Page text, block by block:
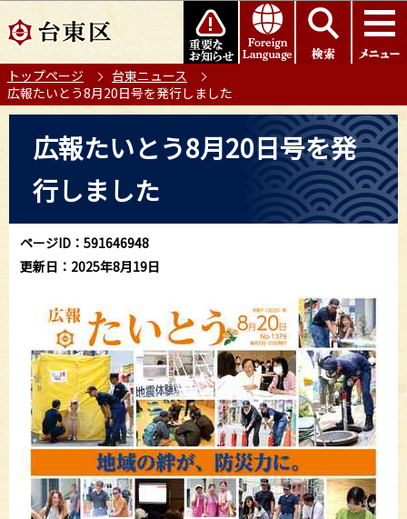
の
ー
ジ
このページの本文へ移動
トップページ
台東ニュース
広報たいとう8月20日号を発行しました
ら
広報たいとう8月20日号を発
行しました
ページID：591646948
更新日：2025年8月19日